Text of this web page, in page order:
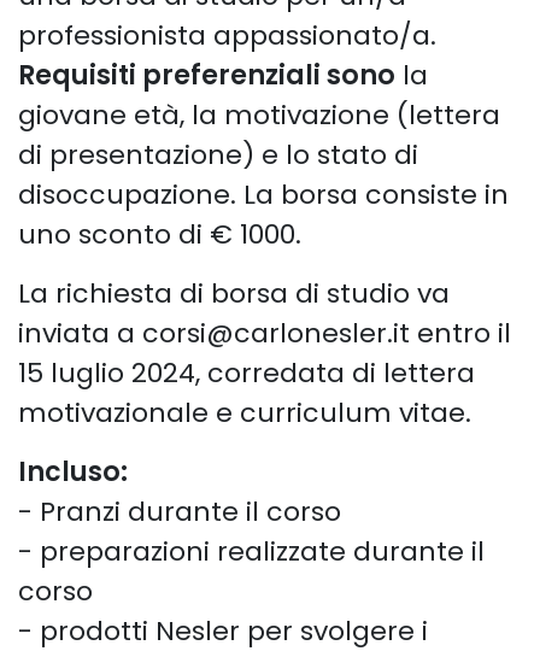
professionista appassionato/a.
Requisiti preferenziali sono la
giovane età, la motivazione (lettera
di presentazione) e lo stato di
disoccupazione. La borsa consiste in
uno sconto di € 1000.
La richiesta di borsa di studio va
inviata a corsi@carlonesler.it entro il
15 luglio 2024, corredata di lettera
motivazionale e curriculum vitae.
Incluso:
- Pranzi durante il corso
- preparazioni realizzate durante il
corso
- prodotti Nesler per svolgere i